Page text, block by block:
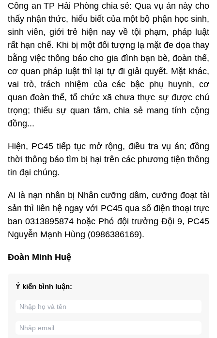
Công an TP Hải Phòng chia sẻ: Qua vụ án này cho
thấy nhận thức, hiểu biết của một bộ phận học sinh,
sinh viên, giới trẻ hiện nay về tội phạm, pháp luật
rất hạn chế. Khi bị một đối tượng lạ mặt đe dọa thay
bằng việc thông báo cho gia đình bạn bè, đoàn thể,
cơ quan pháp luật thì lại tự đi giải quyết. Mặt khác,
vai trò, trách nhiệm của các bậc phụ huynh, cơ
quan đoàn thể, tổ chức xã chưa thực sự được chú
trọng; thiếu sự quan tâm, chia sẻ mang tính cộng
đồng...
Hiện, PC45 tiếp tục mở rộng, điều tra vụ án; đồng
thời thông báo tìm bị hại trên các phương tiện thông
tin đại chúng.
Ai là nạn nhân bị Nhân cưỡng dâm, cưỡng đoạt tài
sản thì liên hệ ngay với PC45 qua số điện thoại trực
ban 0313895874 hoặc Phó đội trưởng Đội 9, PC45
Nguyễn Mạnh Hùng (0986386169).
Đoàn Minh Huệ
Ý kiến bình luận: